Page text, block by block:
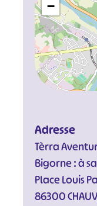
−
Adresse
Tèrra
Bigorne : à
Place Louis
86300
#
#